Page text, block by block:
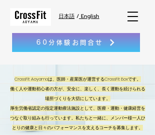
日本語 / English
60分体験お問合せ
CrossFit Aoyamaは、医師・産業医が運営するCrossFit Boxです。
働く人や運動初心者の方が、安全に、楽しく、長く運動を続けられる
場所づくりを大切にしています。
厚生労働省認定の指定運動療法施設として、医療・運動・健康経営を
つなぐ取り組みも行っています。私たちと一緒に、メンバー様一人ひ
とりの健康と日々のパフォーマンスを支えるコーチを募集します。